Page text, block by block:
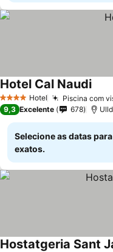
4 EstrelasHotel Piscina com
Hotel Cal Naudi
9,3 Excelente 678
Selecione as datas
exatos.
Hostatgeria Sant